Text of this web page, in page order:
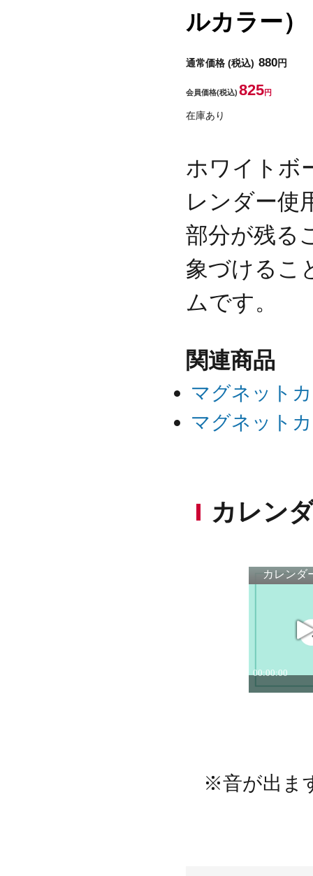
ルカラー）
通常価格 (税込) 880円
会員価格(税込) 825円
在庫あり
ホワイトボ
レンダー使
部分が残る
象づけるこ
ムです。
関連商品
マグネット
マグネット
カレン
※音が出ま